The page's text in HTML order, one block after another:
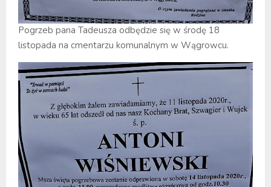
Pogrzeb pana Tadeusza odbędzie się w środę 18
listopada na cmentarzu komunalnym w Wągrowcu.